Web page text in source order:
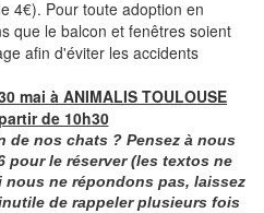
4€). Pour toute adoption en
que le balcon et fenêtres soient
afin d'éviter les accidents
mai à ANIMALIS TOULOUSE
de 10h30
de nos chats ? Pensez à nous
pour le réserver (les textos ne
ne répondons pas, laissez
de rappeler plusieurs fois